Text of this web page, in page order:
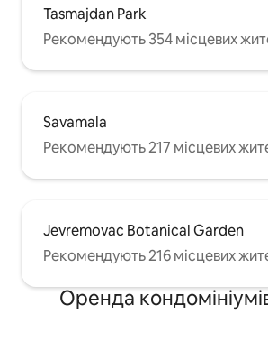
Tasmajdan Park
Рекомендують 354 місцевих
Savamala
Рекомендують 217 місцевих
Jevremovac Botanical Garden
Рекомендують 216 місцевих
Оренда